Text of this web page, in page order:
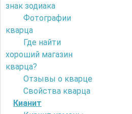
знак зодиака
Фотографии
кварца
Где найти
хороший магазин
кварца?
Отзывы о кварце
Свойства кварца
Кианит